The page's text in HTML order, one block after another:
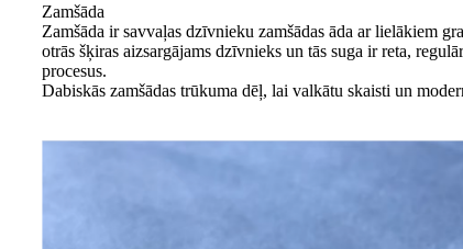
Zamšāda
Zamšāda ir savvaļas dzīvnieku zamšādas āda ar lielākiem
otrās šķiras aizsargājams dzīvnieks un tās suga ir reta,
procesus.
Dabiskās zamšādas trūkuma dēļ, lai valkātu skaisti un